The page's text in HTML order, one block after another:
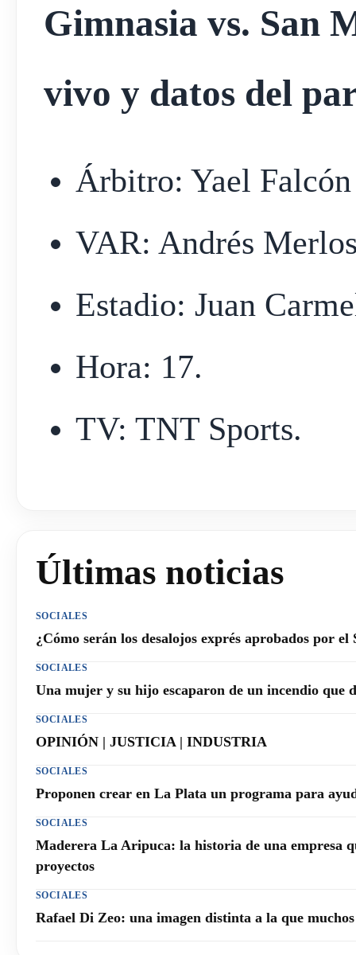
Gimnasia vs. San
vivo y datos del
Árbitro: Yael Falcón
VAR: Andrés
Estadio: Juan
Hora: 17.
TV: TNT Sports.
Últimas noticias
SOCIALES
¿Cómo serán los desalojos exprés aprobados por el
SOCIALES
Una mujer y su hijo escaparon de un incendio que
SOCIALES
OPINIÓN | JUSTICIA | INDUSTRIA
SOCIALES
Proponen crear en La Plata un programa para
SOCIALES
Maderera La Aripuca: la historia de una empresa
proyectos
SOCIALES
Rafael Di Zeo: una imagen distinta a la que